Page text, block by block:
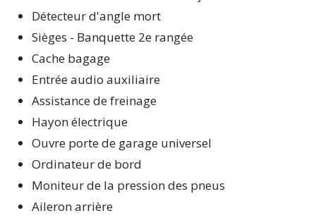
Détecteur d'angle mort
Sièges - Banquette 2e rangée
Cache bagage
Entrée audio auxiliaire
Assistance de freinage
Hayon électrique
Ouvre porte de garage universel
Ordinateur de bord
Moniteur de la pression des pneus
Aileron arrière